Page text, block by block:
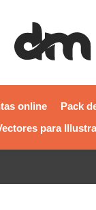
online Pack
para